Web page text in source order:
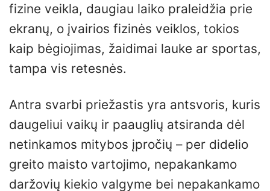
fizine veikla, daugiau laiko praleidžia prie
ekranų, o įvairios fizinės veiklos, tokios
kaip bėgiojimas, žaidimai lauke ar sportas,
tampa vis retesnės.
Antra svarbi priežastis yra antsvoris, kuris
daugeliui vaikų ir paauglių atsiranda dėl
netinkamos mitybos įpročių – per didelio
greito maisto vartojimo, nepakankamo
daržovių kiekio valgyme bei nepakankamo